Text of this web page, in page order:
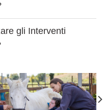
gli Interventi